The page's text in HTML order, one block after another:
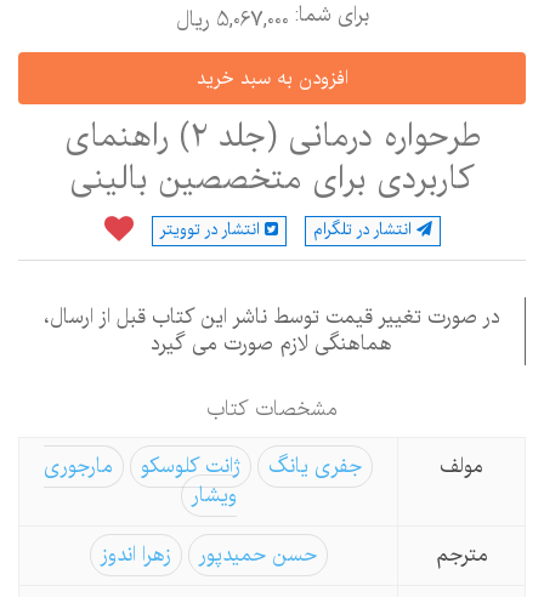
برای شما:5,067,000 ريال
طرحواره درمانی (جلد 2) راهنمای
کاربردی برای متخصصین بالینی
انتشار در تلگرام انتشار در توویتر
در صورت تغییر قیمت توسط ناشر این کتاب قبل از ارسال،
هماهنگی لازم صورت می گیرد
مشخصات كتاب
مولف
جفری یانگ ژانت کلوسکو
مارجوری
ویشار
مترجم
حسن حمیدپور
زهرا اندوز